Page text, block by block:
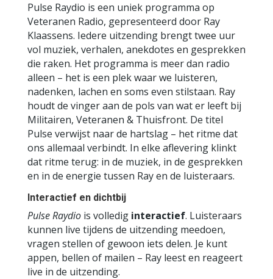
Pulse Raydio is een uniek programma op
Veteranen Radio, gepresenteerd door Ray
Klaassens. Iedere uitzending brengt twee uur
vol muziek, verhalen, anekdotes en gesprekken
die raken. Het programma is meer dan radio
alleen – het is een plek waar we luisteren,
nadenken, lachen en soms even stilstaan. Ray
houdt de vinger aan de pols van wat er leeft bij
Militairen, Veteranen & Thuisfront. De titel
Pulse verwijst naar de hartslag – het ritme dat
ons allemaal verbindt. In elke aflevering klinkt
dat ritme terug: in de muziek, in de gesprekken
en in de energie tussen Ray en de luisteraars.
Interactief en dichtbij
Pulse Raydiois volledig interactief. Luisteraars
kunnen live tijdens de uitzending meedoen,
vragen stellen of gewoon iets delen. Je kunt
appen, bellen of mailen – Ray leest en reageert
live in de uitzending.